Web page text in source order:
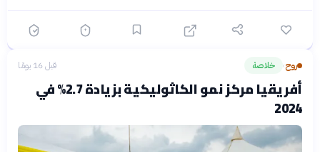
روح› خلاصة قبل 16 يومًا
أفريقيا مركز نمو الكاثوليكية بزيادة 2.7% في
2024